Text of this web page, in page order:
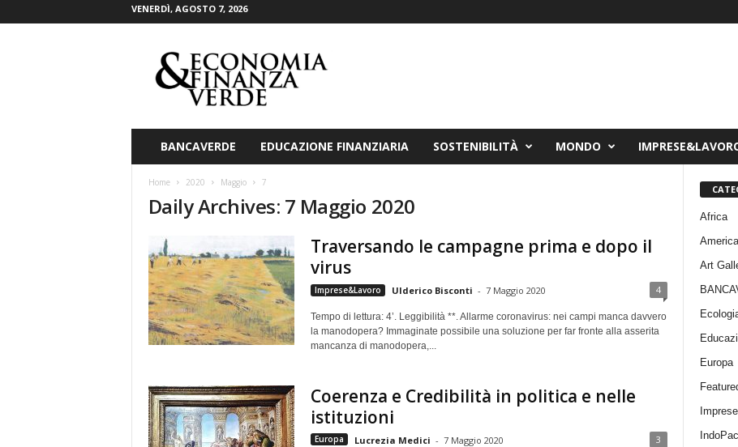
VENERDÌ, AGOSTO 7, 2026
BANCAVERDE EDUCAZIONE FINANZIARIA SOSTENIBILITÀ MONDO
Home 2020 Maggio 7
Daily Archives: 7 Maggio 2020
Traversando le campagne prima e dopo il
virus
Imprese&Lavoro Ulderico Bisconti - 7 Maggio 2020 4
Tempo di lettura: 4’. Leggibilità **. Allarme coronavirus: nei campi manca davvero
la manodopera? Immaginate possibile una soluzione per far fronte alla asserita
mancanza di manodopera,...
Coerenza e Credibilità in politica e nelle
istituzioni
Europa Lucrezia Medici - 7 Maggio 2020 3
Africa
America
Art
Europa